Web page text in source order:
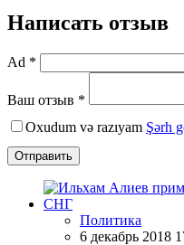
Написать отзыв
Ad *
Ваш отзыв *
Oxudum və razıyam Şərh
Отправить
Политика
6 декабрь 2018